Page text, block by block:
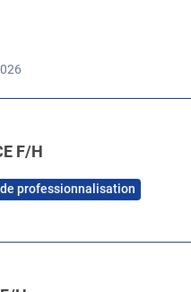
F/H
professionnalisation